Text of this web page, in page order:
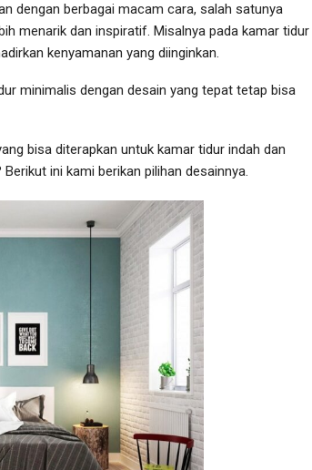
dengan berbagai macam cara, salah satunya
menarik dan inspiratif. Misalnya pada kamar tidur
kenyamanan yang diinginkan.
minimalis dengan desain yang tepat tetap bisa
bisa diterapkan untuk kamar tidur indah dan
ini kami berikan pilihan desainnya.